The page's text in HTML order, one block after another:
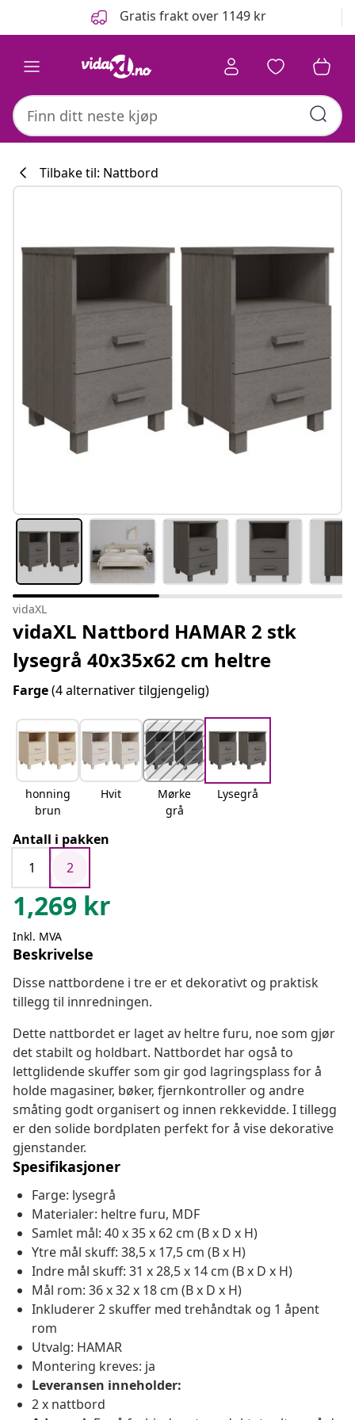
Gratis frakt over 1149 kr
Tilbake til: Nattbord
vidaXL
vidaXL Nattbord HAMAR 2 stk
lysegrå 40x35x62 cm heltre
Farge(4 alternativer tilgjengelig)
honning
brun
Hvit
Mørke
grå
Lysegrå
Antall i pakken
1
2
1,269 kr
Inkl. MVA
Beskrivelse
Disse nattbordene i tre er et dekorativt og praktisk
tillegg til innredningen.
Dette nattbordet er laget av heltre furu, noe som gjør
det stabilt og holdbart. Nattbordet har også to
lettglidende skuffer som gir god lagringsplass for å
holde magasiner, bøker, fjernkontroller og andre
småting godt organisert og innen rekkevidde. I tillegg
er den solide bordplaten perfekt for å vise dekorative
gjenstander.
Spesifikasjoner
Farge: lysegrå
Materialer: heltre furu, MDF
Samlet mål: 40 x 35 x 62 cm (B x D x H)
Ytre mål skuff: 38,5 x 17,5 cm (B x H)
Indre mål skuff: 31 x 28,5 x 14 cm (B x D x H)
Mål rom: 36 x 32 x 18 cm (B x D x H)
Inkluderer 2 skuffer med trehåndtak og 1 åpent
rom
Utvalg: HAMAR
Montering kreves: ja
Leveransen inneholder:
2 x nattbord